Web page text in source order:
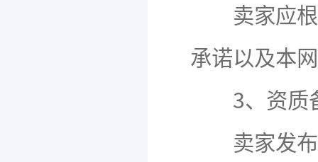
卖家应根
承诺以及本
3、资质
卖家发布